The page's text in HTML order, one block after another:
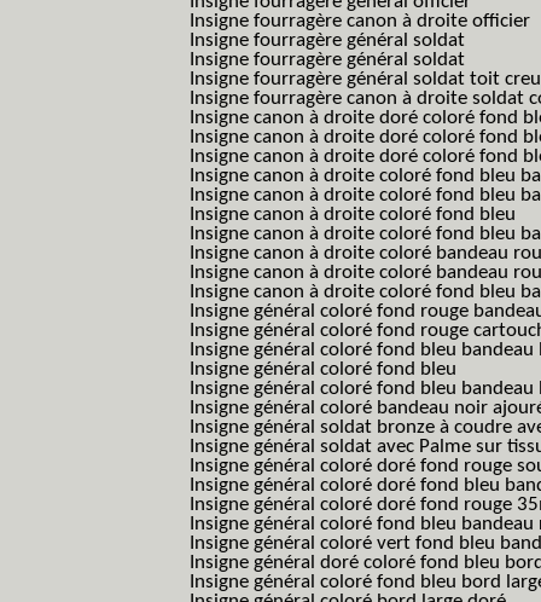
Insigne fourragère canon à droite officier
Insigne fourragère général soldat
Insigne fourragère général soldat
Insigne fourragère général soldat toit
Insigne fourragère canon à droite soldat
Insigne canon à droite doré coloré fond
Insigne canon à droite doré coloré fond
Insigne canon à droite doré coloré fond
Insigne canon à droite coloré fond bleu
Insigne canon à droite coloré fond bleu
Insigne canon à droite coloré fond bleu
Insigne canon à droite coloré fond bleu
Insigne canon à droite coloré bandeau
Insigne canon à droite coloré bandeau
Insigne canon à droite coloré fond bleu
Insigne général coloré fond rouge
Insigne général coloré fond rouge
Insigne général coloré fond bleu bandeau
Insigne général coloré fond bleu
Insigne général coloré fond bleu bandeau
Insigne général coloré bandeau noir
Insigne général soldat bronze à coudre
Insigne général soldat avec Palme sur
Insigne général coloré doré fond rouge
Insigne général coloré doré fond bleu
Insigne général coloré doré fond rouge
Insigne général coloré fond bleu
Insigne général coloré vert fond bleu
Insigne général doré coloré fond bleu
Insigne général coloré fond bleu bord